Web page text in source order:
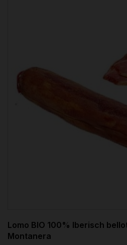
Lomo BIO 100% Iberisch
Montanera